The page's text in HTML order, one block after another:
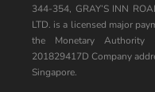
344-354, GRAY’S INN
LTD. is a licensed major
the Monetary Authority
201829417D Company
Singapore.